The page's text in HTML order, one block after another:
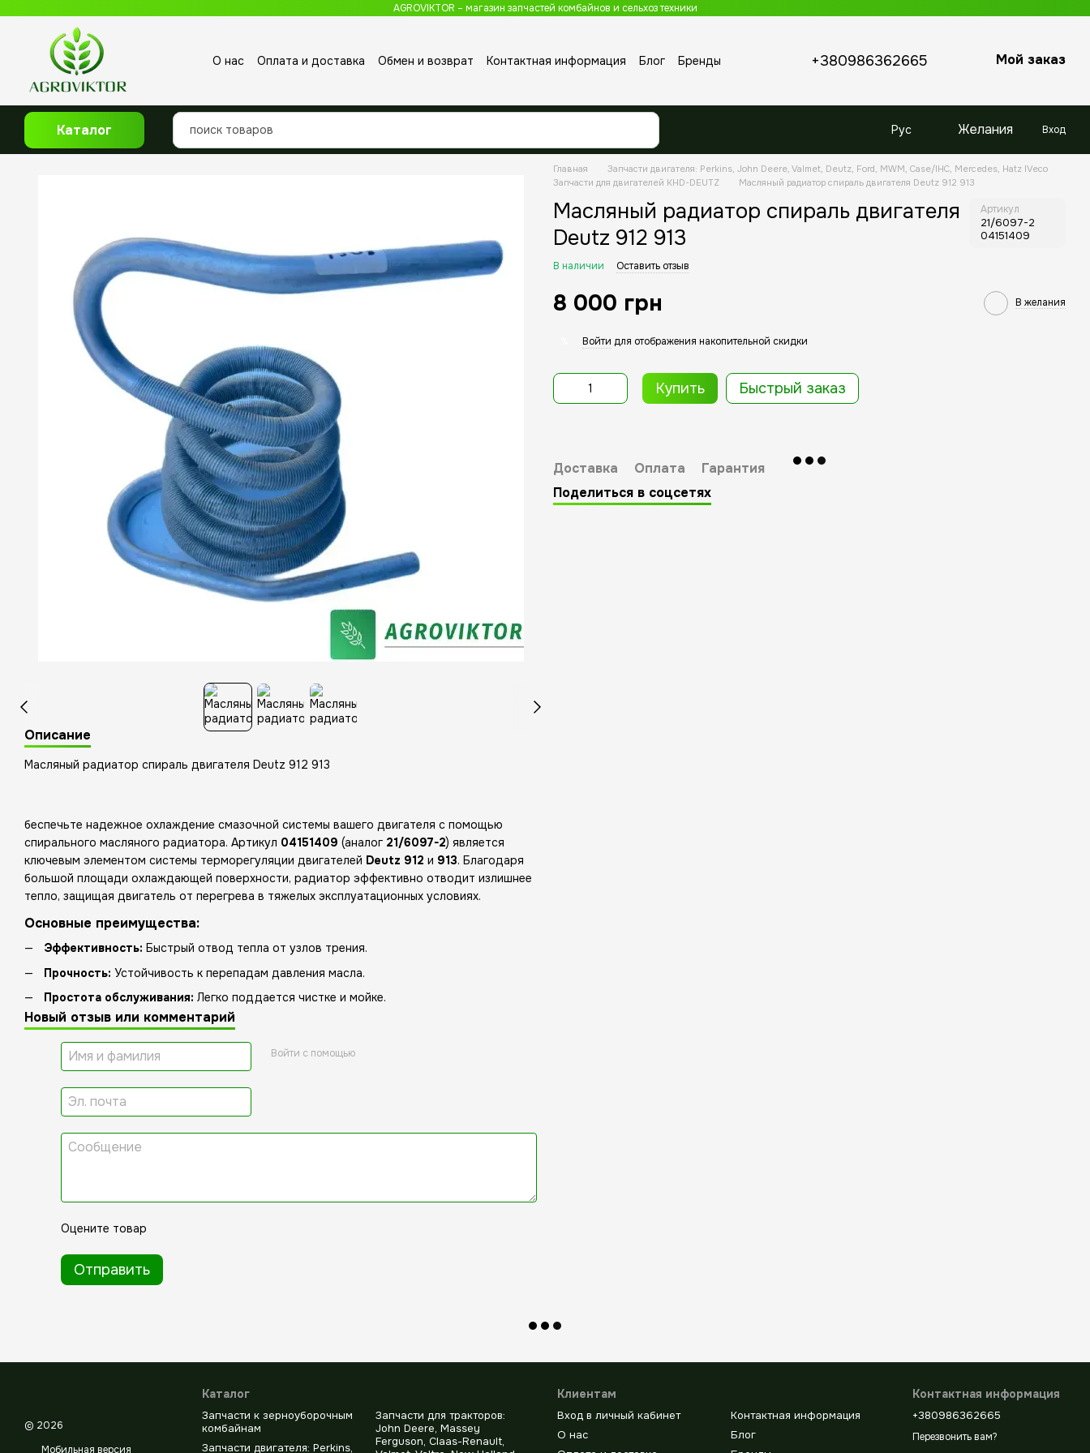
AGROVIKTOR – магазин запчастей комбайнов и сельхоз техники
О нас Оплата и доставка Обмен и возврат Контактная информация Блог
Бренды
+380986362665 Мой заказ
Каталог Рус Желания Вход
Описание
Масляный радиатор спираль двигателя Deutz 912 913
беспечьте надежное охлаждение смазочной системы вашего двигателя с помощью
спирального масляного радиатора. Артикул 04151409 (аналог 21/6097-2) является
ключевым элементом системы терморегуляции двигателей Deutz 912 и 913. Благодаря
большой площади охлаждающей поверхности, радиатор эффективно отводит излишнее
тепло, защищая двигатель от перегрева в тяжелых эксплуатационных условиях.
Основные преимущества:
Эффективность: Быстрый отвод тепла от узлов трения.
Прочность: Устойчивость к перепадам давления масла.
Простота обслуживания: Легко поддается чистке и мойке.
Новый отзыв или комментарий
Войти с помощью
Оцените товар
Отправить
Главная
Запчасти двигателя: Perkins, John Deere, Valmet, Deutz, Ford, MWM, Case/IHC, Mercedes, Hatz IVeco
Запчасти для двигателей KHD-DEUTZ
Масляный радиатор спираль двигателя Deutz 912 913
Масляный радиатор спираль двигателя
Deutz 912 913
Артикул
21/6097-2
04151409
В наличии Оставить отзыв
8 000 грн В желания
Войти для отображения накопительной скидки
Купить Быстрый заказ
Доставка Оплата
Гарантия
Поделиться в соцсетях
© 2026
Мобильная версия
Каталог
Запчасти к зерноуборочным
комбайнам
Запчасти двигателя: Perkins,
Запчасти для тракторов:
John Deere, Massey
Ferguson, Claas-Renault,
Клиентам
Вход в личный кабинет
О нас
Контактная информация
Блог
Контактная информация
+380986362665
Перезвонить вам?